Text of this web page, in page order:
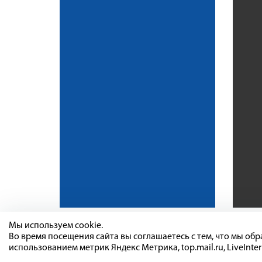
Мы используем cookie.
Во время посещения сайта вы соглашаетесь с тем, что мы
использованием метрик Яндекс Метрика, top.mail.ru,